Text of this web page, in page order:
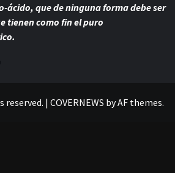
ácido, que de ninguna forma debe ser
tienen como fin el puro
reserved. | COVERNEWS by AF themes.